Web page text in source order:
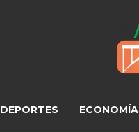
DEPORTES ECONOMÍA